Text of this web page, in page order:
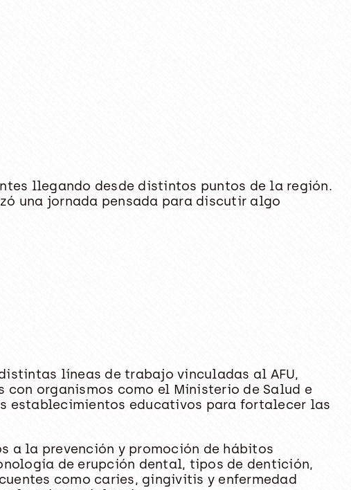
llegando desde distintos puntos de la región.
una jornada pensada para discutir algo
líneas de trabajo vinculadas al AFU,
organismos como el Ministerio de Salud e
establecimientos educativos para fortalecer las
a la prevención y promoción de hábitos
de erupción dental, tipos de dentición,
como caries, gingivitis y enfermedad